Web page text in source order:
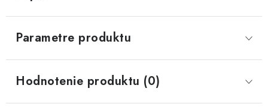
Parametre produktu
Hodnotenie produktu (0)